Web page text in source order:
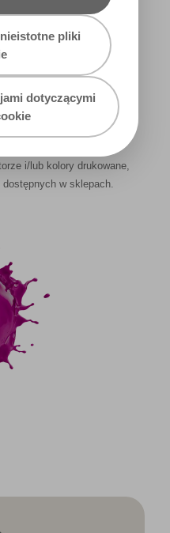
pliki
dotyczącymi
BĘDZIE
DOMU?
i/lub kolory drukowane,
w sklepach.